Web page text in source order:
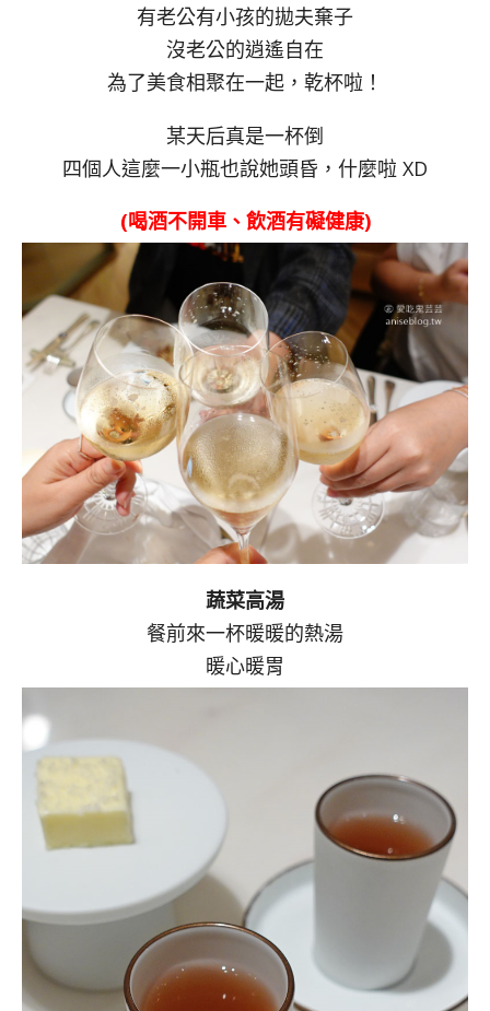
有老公有小孩的拋夫棄子
沒老公的逍遙自在
為了美食相聚在一起，乾杯啦！
某天后真是一杯倒
四個人這麼一小瓶也說她頭昏，什麼啦 XD
(喝酒不開車、飲酒有礙健康)
蔬菜高湯
餐前來一杯暖暖的熱湯
暖心暖胃